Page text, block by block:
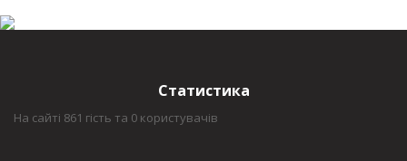
Статистика
На сайті 861 гість та 0 користувачів